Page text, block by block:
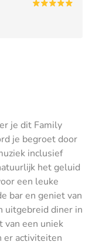
je dit Family
je begroet door
inclusief
het geluid
een leuke
bar en geniet van
uitgebreid diner in
van een uniek
er activiteiten